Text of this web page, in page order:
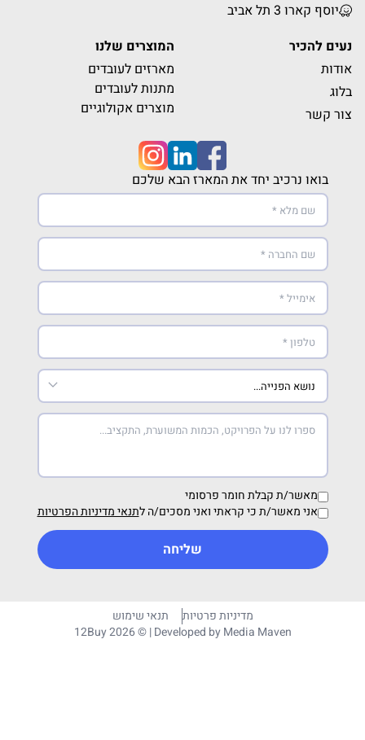
יוסף קארו 3 תל אביב
נעים להכיר
אודות
בלוג
צור קשר
המוצרים שלנו
מארזים לעובדים
מתנות לעובדים
מוצרים אקולוגיים
בואו נרכיב יחד את המארז הבא שלכם
מאשר/ת קבלת חומר פרסומי
אני מאשר/ת כי קראתי ואני מסכים/ה לתנאי מדיניות הפרטיות
שליחה
מדיניות פרטיות
תנאי שימוש
12Buy 2026 © | Developed byMedia Maven